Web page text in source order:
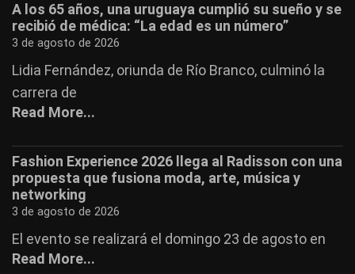
A los 65 años, una uruguaya cumplió su sueño y se
recibió de médica: “La edad es un número”
3 de agosto de 2026
Lidia Fernández, oriunda de Río Branco, culminó la
carrera de
Read More...
Fashion Experience 2026 llega al Radisson con una
propuesta que fusiona moda, arte, música y
networking
3 de agosto de 2026
El evento se realizará el domingo 23 de agosto en
Read More...